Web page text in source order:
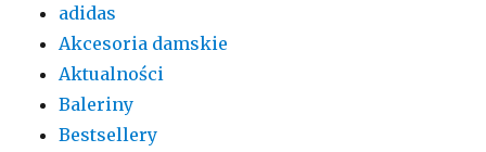
adidas
Akcesoria damskie
Aktualności
Baleriny
Bestsellery